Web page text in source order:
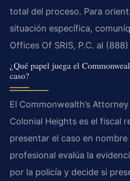
total del proceso. Para
situación específica,
Offices Of SRIS, P.C. al
¿Qué papel juega el
caso?
El Commonwealth’s
Colonial Heights es el fiscal
presentar el caso en
profesional evalúa la
por la policía y decide si